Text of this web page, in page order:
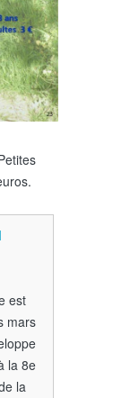
est
mars
la 8e
la